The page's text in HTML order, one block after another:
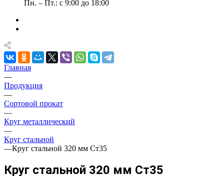
Пн. – Пт.: с 9:00 до 18:00
Главная
—
Продукция
—
Сортовой прокат
—
Круг металлический
—
Круг стальной
—Круг стальной 320 мм Ст35
Круг стальной 320 мм Ст35